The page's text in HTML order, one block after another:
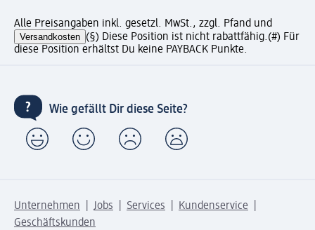
Alle Preisangaben inkl. gesetzl. MwSt., zzgl. Pfand und
Versandkosten (§) Diese Position ist nicht rabattfähig.(#) Für
diese Position erhältst Du keine PAYBACK Punkte.
Wie gefällt Dir diese Seite?
Unternehmen Jobs Services
Kundenservice
Geschäftskunden